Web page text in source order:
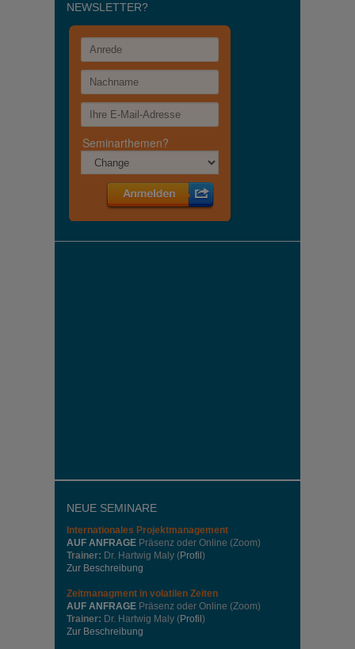
NEWSLETTER?
NEUE SEMINARE
Internationales Projektmanagement
AUF ANFRAGE Präsenz oder Online (Zoom)
Trainer: Dr. Hartwig Maly (Profil )
Zur Beschreibung
Zeitmanagment in volatilen Zeiten
AUF ANFRAGE Präsenz oder Online (Zoom)
Trainer: Dr. Hartwig Maly (Profil )
Zur Beschreibung